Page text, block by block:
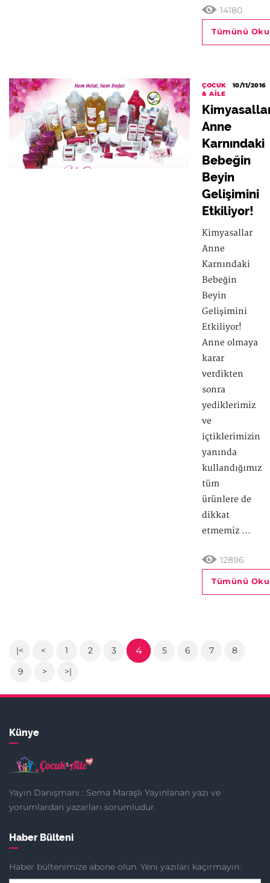
14180
Tümünü Oku
ÇOCUK
& AILE
10/11/2016
Anne
Karnındaki
Bebeğin
Beyin
Gelişimini
Etkiliyor!
Kimyasallar
Anne
Karnındaki
Bebeğin
Beyin
Gelişimini
Etkiliyor!
Anne olmaya
karar
verdikten
sonra
yediklerimiz
ve
içtiklerimizin
yanında
kullandığımız
tüm
ürünlere de
dikkat
etmemiz ...
12896
Tümünü Oku
|< < 1 2 3 4 5 6 7
8
9
> >|
Künye
Yayın Danışmanı : Sema Maraşlı Yayınlanan yazı ve
yorumlardan yazarları sorumludur.
Haber Bülteni
Haber bültenimize abone olun. Yeni yazıları kaçırmayın.